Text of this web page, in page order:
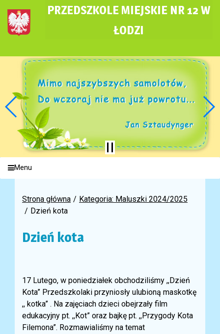
PRZEDSZKOLE MIEJSKIE NR 12 W
ŁODZI
Menu
Strona główna
Kategoria: Maluszki 2024/2025
Dzień kota
Dzień kota
17 Lutego, w poniedziałek obchodziliśmy ,,Dzień
Kota” Przedszkolaki przyniosły ulubioną maskotkę
,, kotka” . Na zajęciach dzieci obejrzały film
edukacyjny pt. ,,Kot” oraz bajkę pt. ,,Przygody Kota
Filemona”. Rozmawialiśmy na temat